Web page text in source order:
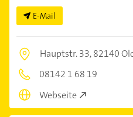
E-Mail
Hauptstr. 33,82140
08142 1 68 19
Webseite